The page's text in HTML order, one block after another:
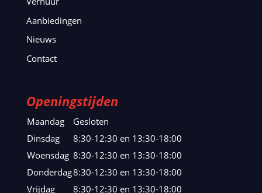
Aanbiedingen
Nieuws
Contact
Openingstijden
Maandag
Gesloten
Dinsdag
8:30-12:30 en 13:30-18:00
Woensdag 8:30-12:30 en 13:30-18:00
Donderdag8:30-12:30 en 13:30-18:00
Vrijdag
8:30-12:30 en 13:30-18:00